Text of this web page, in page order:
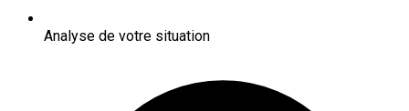
Analyse de votre situation